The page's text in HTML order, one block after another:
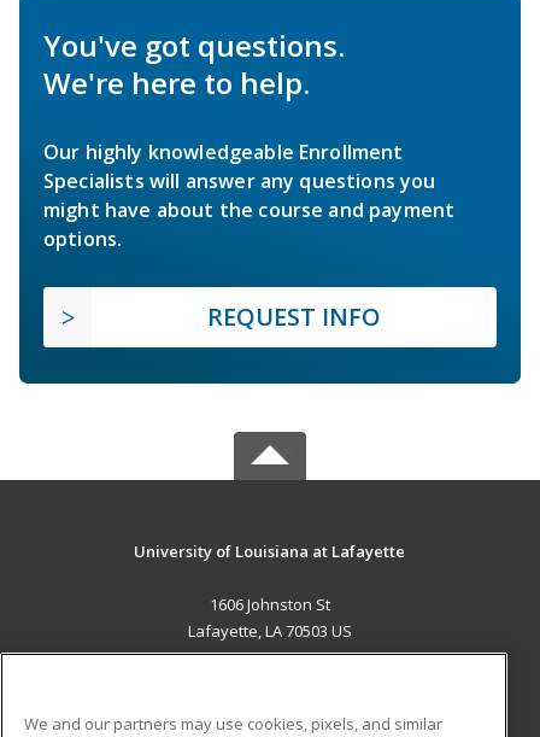
You've got questions.
We're here to help.
Our highly knowledgeable Enrollment
Specialists will answer any questions you
might have about the course and payment
options.
REQUEST INFO
University of Louisiana at Lafayette
1606 Johnston St
Lafayette, LA 70503 US
We and our partners may use cookies, pixels, and similar